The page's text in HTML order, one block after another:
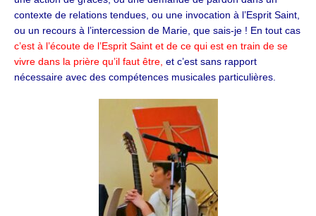
contexte de relations tendues, ou une invocation à l’Esprit Saint,
ou un recours à l’intercession de Marie, que sais-je ! En tout cas
c’est à l’écoute de l’Esprit Saint et de ce qui est en train de se
vivre dans la prière qu’il faut être, et c’est sans rapport
nécessaire avec des compétences musicales particulières.